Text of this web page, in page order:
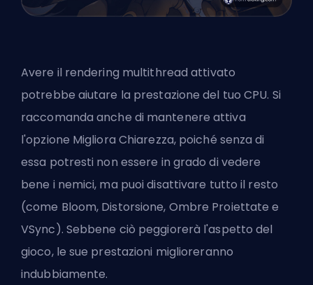
Avere il rendering multithread attivato
potrebbe aiutare la prestazione del tuo CPU. Si
raccomanda anche di mantenere attiva
l'opzione Migliora Chiarezza, poiché senza di
essa potresti non essere in grado di vedere
bene i nemici, ma puoi disattivare tutto il resto
(come Bloom, Distorsione, Ombre Proiettate e
VSync). Sebbene ciò peggiorerà l'aspetto del
gioco, le sue prestazioni miglioreranno
indubbiamente.